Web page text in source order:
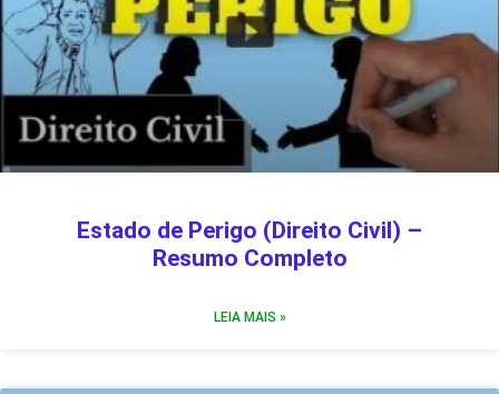
Estado de Perigo (Direito Civil) –
Resumo Completo
LEIA MAIS »